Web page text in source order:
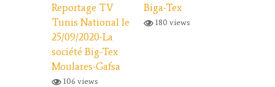
Reportage TV
Tunis National le
25/09/2020-La
société Big-Tex
Moulares-Gafsa
106 views
Biga-Tex
180 views